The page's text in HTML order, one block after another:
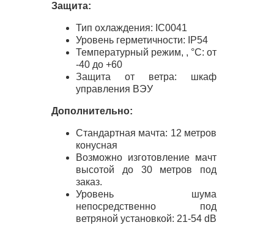
Защита:
Тип охлаждения: IC0041
Уровень герметичности: IP54
Температурный режим, , °С: от
-40 до +60
Защита от ветра: шкаф
управления ВЭУ
Дополнительно:
Стандартная мачта: 12 метров
конусная
Возможно изготовление мачт
высотой до 30 метров под
заказ.
Уровень шума
непосредственно под
ветряной установкой: 21-54 dB